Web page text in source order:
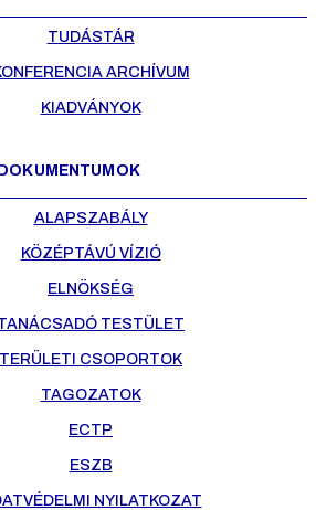
TUDÁSTÁR
ARCHÍVUM
KIADVÁNYOK
DOKUMENTUMOK
ALAPSZABÁLY
KÖZÉPTÁVÚ VÍZIÓ
ELNÖKSÉG
TESTÜLET
TERÜLETI CSOPORTOK
TAGOZATOK
ECTP
ESZB
NYILATKOZAT